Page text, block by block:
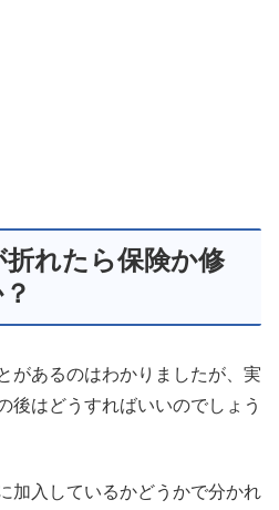
れたら保険か修
があるのはわかりましたが、実
後はどうすればいいのでしょう
加入しているかどうかで分かれ